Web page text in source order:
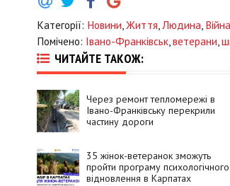
Категорії: Новини,Життя,Людина, Війна
Помічено: Івано-Франківськ,ветерани,
ЧИТАЙТЕ ТАКОЖ:
Через ремонт тепломережі в
Івано-Франківську перекрили
частину дороги
35 жінок-ветеранок зможуть
пройти програму психологічного
відновлення в Карпатах